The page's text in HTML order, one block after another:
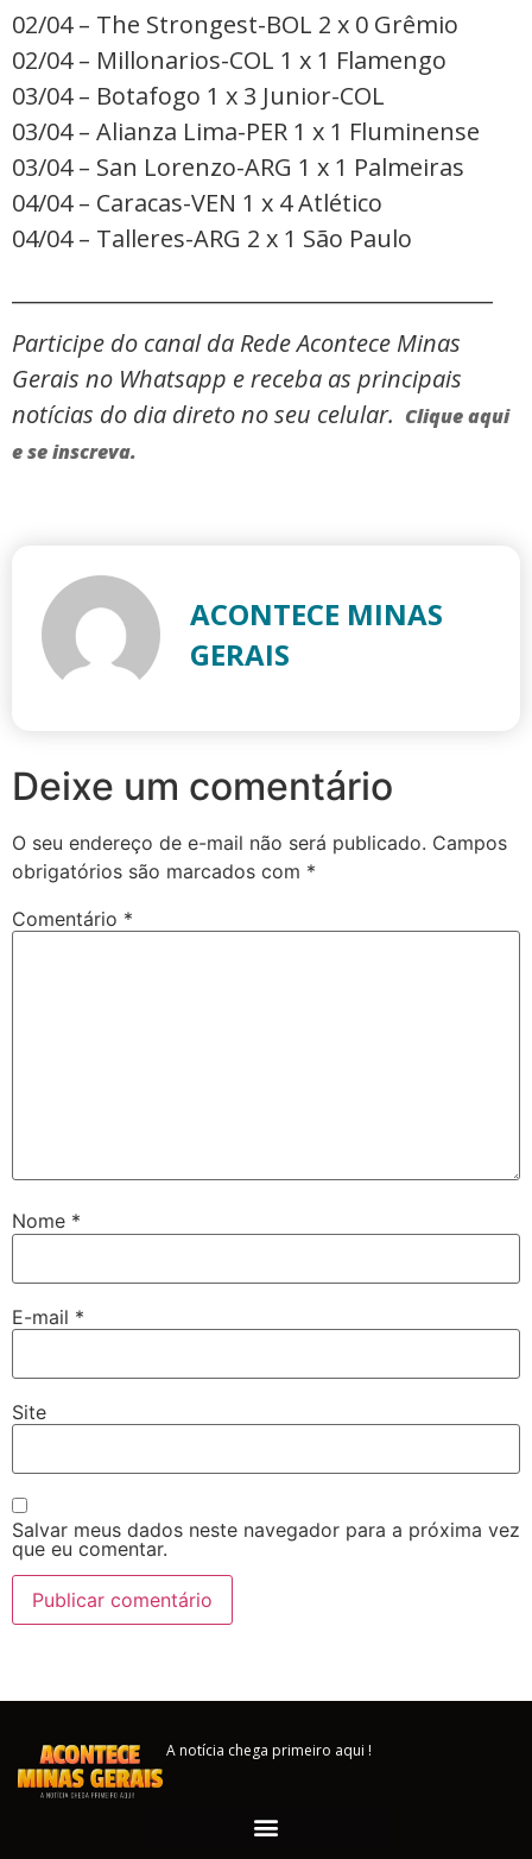
02/04 – The Strongest-BOL 2 x 0 Grêmio
02/04 – Millonarios-COL 1 x 1 Flamengo
03/04 – Botafogo 1 x 3 Junior-COL
03/04 – Alianza Lima-PER 1 x 1 Fluminense
03/04 – San Lorenzo-ARG 1 x 1 Palmeiras
04/04 – Caracas-VEN 1 x 4 Atlético
04/04 – Talleres-ARG 2 x 1 São Paulo
Participe do canal da Rede Acontece Minas
Gerais no Whatsapp e receba as principais
notícias do dia direto no seu celular. Clique aqui
e se inscreva.
ACONTECE MINAS
GERAIS
Deixe um comentário
O seu endereço de e-mail não será publicado. Campos
obrigatórios são marcados com *
Comentário *
Nome *
E-mail *
Site
Salvar meus dados neste navegador para a próxima vez
que eu comentar.
A notícia chega primeiro aqui !